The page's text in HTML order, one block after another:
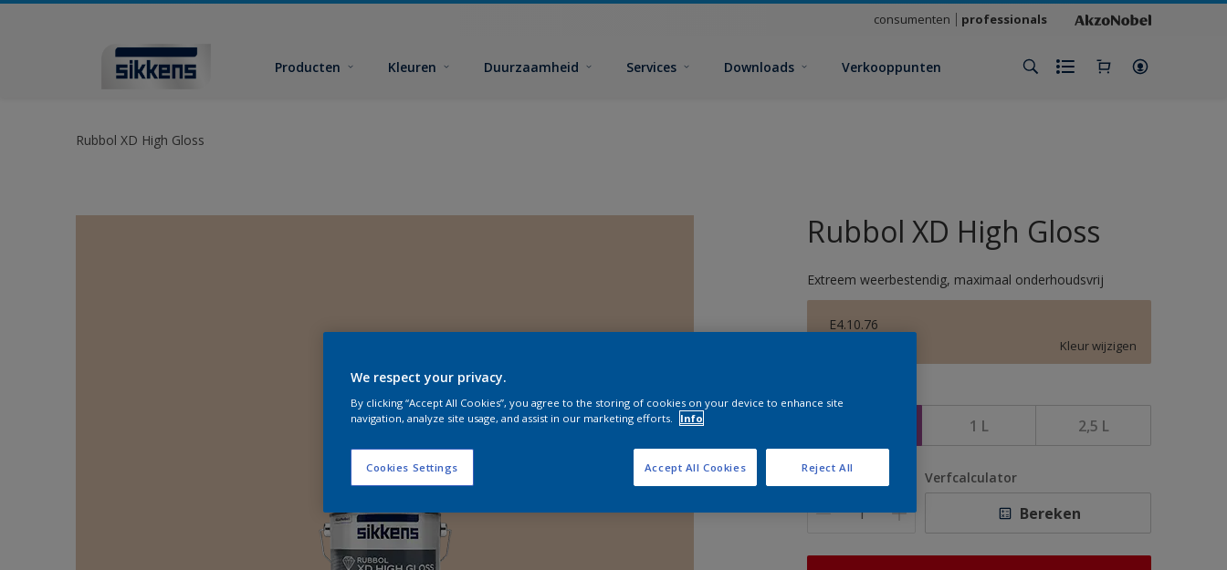
consumenten professionals
Producten Kleuren Duurzaamheid Services Downloads Verkooppunten
Rubbol XD High Gloss
Rubbol XD High Gloss
Extreem weerbestendig, maximaal onderhoudsvrij
E4.10.76
Kleur wijzigen
Grootte
1 L 2,5 L
Aantal Verfcalculator
Bereken
We respect your privacy.
By clicking “Accept All Cookies”, you agree to the storing of cookies on your device to enhance site
navigation, analyze site usage, and assist in our marketing efforts.
Info
Cookies Settings Reject All
Accept All Cookies